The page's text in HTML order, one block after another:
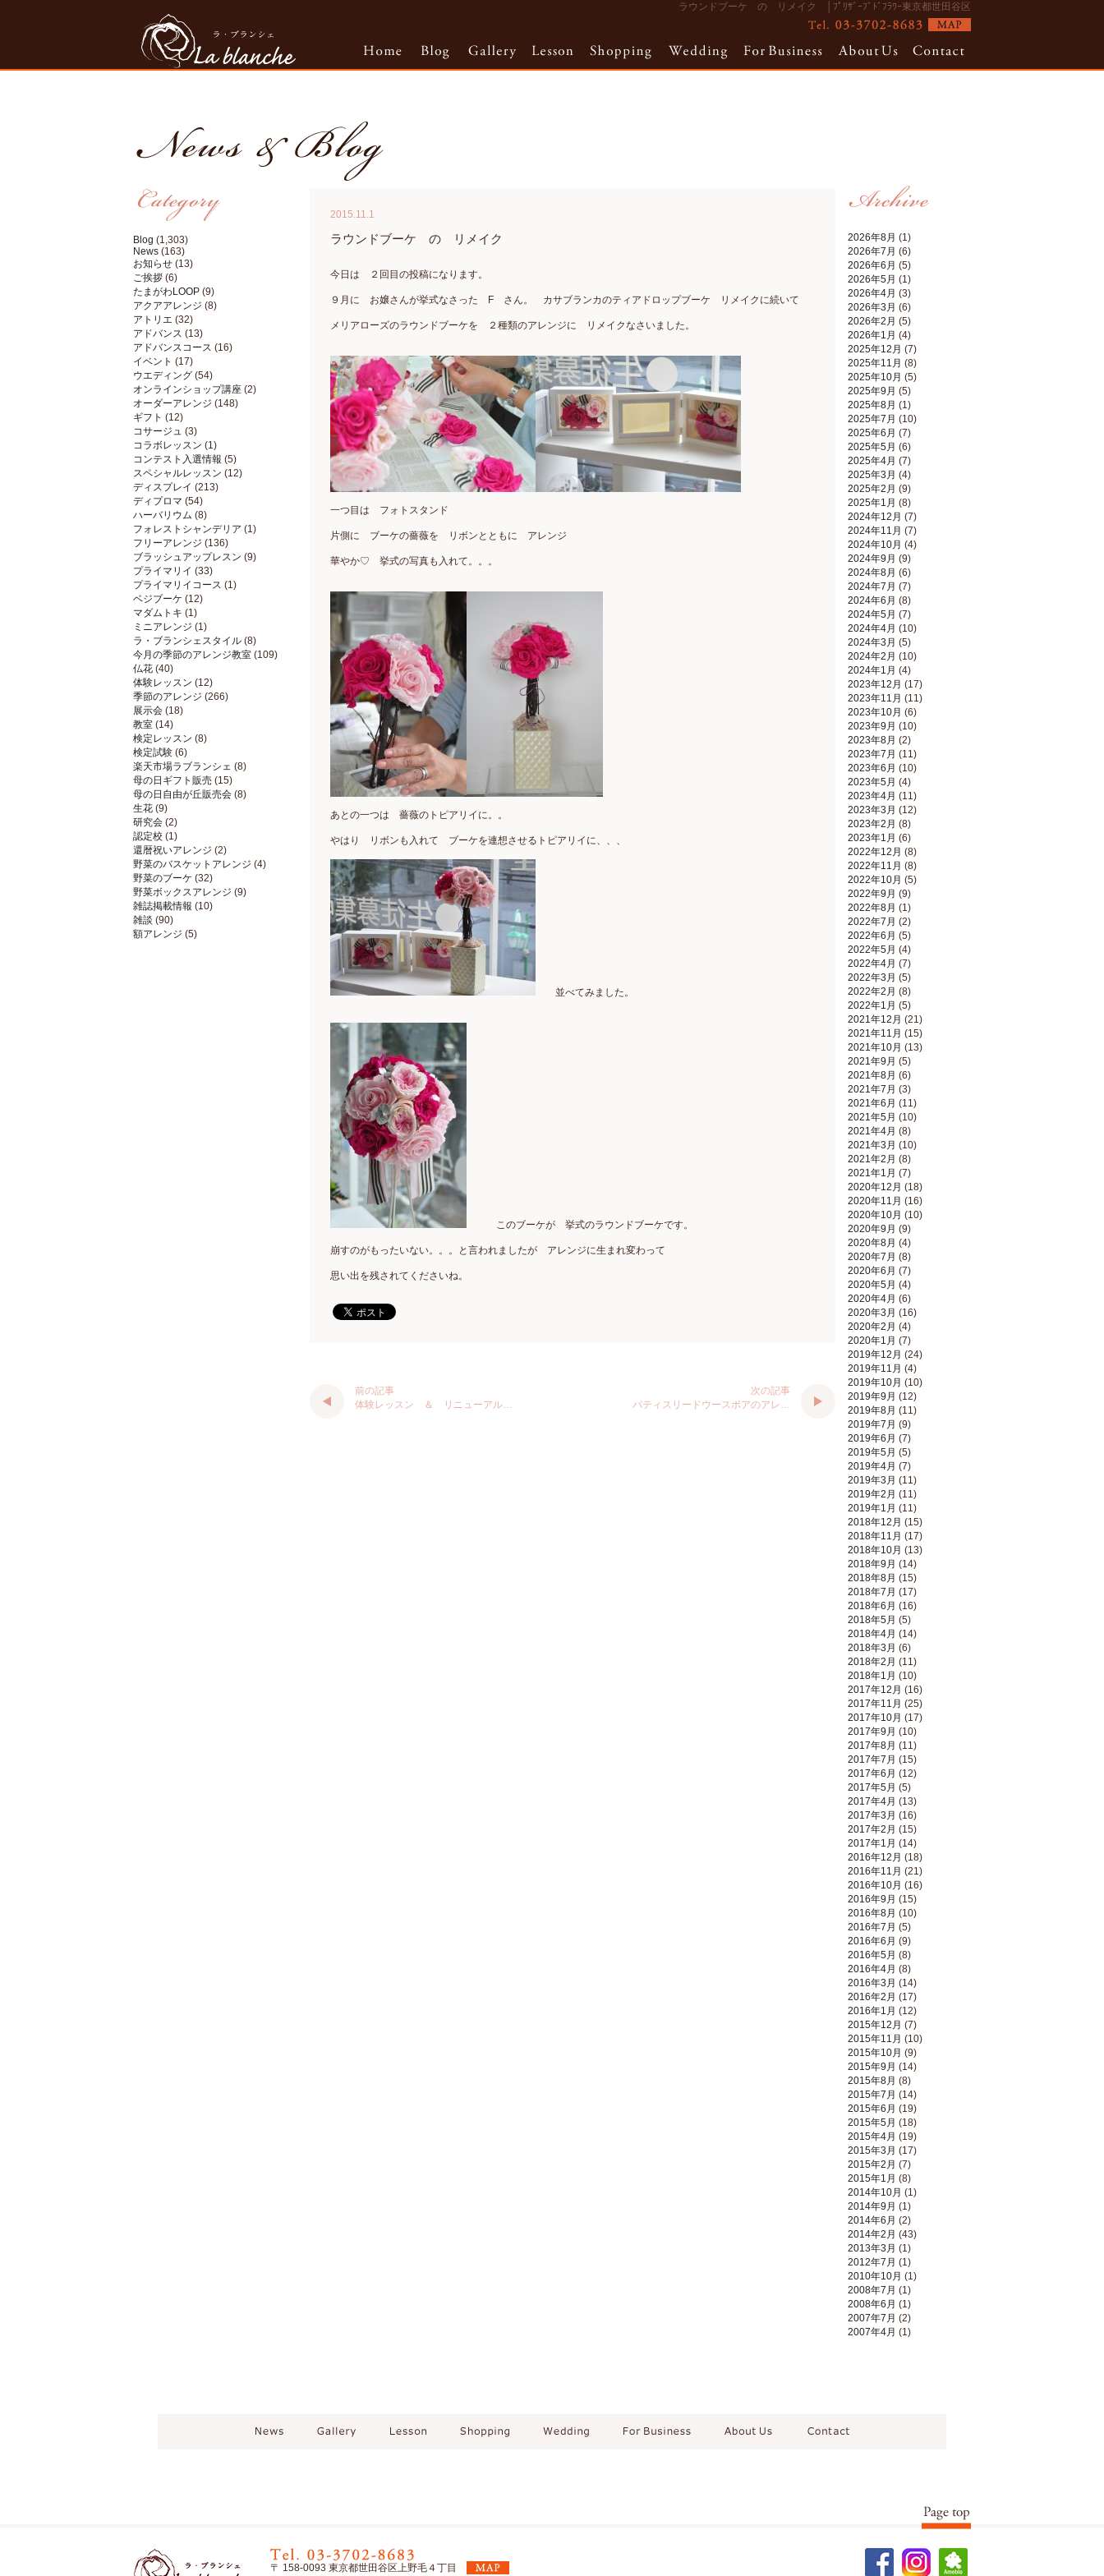
ラウンドブーケ の リメイク │ﾌﾟﾘｻﾞｰﾌﾞﾄﾞﾌﾗﾜｰ東京都世田谷区
Blog (1,303)
News (163)
お知らせ (13)
ご挨拶 (6)
たまがわLOOP (9)
アクアアレンジ (8)
アトリエ (32)
アドバンス (13)
アドバンスコース (16)
イベント (17)
ウエディング (54)
オンラインショップ講座 (2)
オーダーアレンジ (148)
ギフト (12)
コサージュ (3)
コラボレッスン (1)
コンテスト入選情報 (5)
スペシャルレッスン (12)
ディスプレイ (213)
ディプロマ (54)
ハーバリウム (8)
フォレストシャンデリア (1)
フリーアレンジ (136)
ブラッシュアップレスン (9)
プライマリイ (33)
プライマリイコース (1)
ベジブーケ (12)
マダムトキ (1)
ミニアレンジ (1)
ラ・ブランシェスタイル (8)
今月の季節のアレンジ教室 (109)
仏花 (40)
体験レッスン (12)
季節のアレンジ (266)
展示会 (18)
教室 (14)
検定レッスン (8)
検定試験 (6)
楽天市場ラブランシェ (8)
母の日ギフト販売 (15)
母の日自由が丘販売会 (8)
生花 (9)
研究会 (2)
認定校 (1)
還暦祝いアレンジ (2)
野菜のバスケットアレンジ (4)
野菜のブーケ (32)
野菜ボックスアレンジ (9)
雑誌掲載情報 (10)
雑談 (90)
額アレンジ (5)
2026年8月 (1)
2026年7月 (6)
2026年6月 (5)
2026年5月 (1)
2026年4月 (3)
2026年3月 (6)
2026年2月 (5)
2026年1月 (4)
2025年12月 (7)
2025年11月 (8)
2025年10月 (5)
2025年9月 (5)
2025年8月 (1)
2025年7月 (10)
2025年6月 (7)
2025年5月 (6)
2025年4月 (7)
2025年3月 (4)
2025年2月 (9)
2025年1月 (8)
2024年12月 (7)
2024年11月 (7)
2024年10月 (4)
2024年9月 (9)
2024年8月 (6)
2024年7月 (7)
2024年6月 (8)
2024年5月 (7)
2024年4月 (10)
2024年3月 (5)
2024年2月 (10)
2024年1月 (4)
2023年12月 (17)
2023年11月 (11)
2023年10月 (6)
2023年9月 (10)
2023年8月 (2)
2023年7月 (11)
2023年6月 (10)
2023年5月 (4)
2023年4月 (11)
2023年3月 (12)
2023年2月 (8)
2023年1月 (6)
2022年12月 (8)
2022年11月 (8)
2022年10月 (5)
2022年9月 (9)
2022年8月 (1)
2022年7月 (2)
2022年6月 (5)
2022年5月 (4)
2022年4月 (7)
2022年3月 (5)
2022年2月 (8)
2022年1月 (5)
2021年12月 (21)
2021年11月 (15)
2021年10月 (13)
2021年9月 (5)
2021年8月 (6)
2021年7月 (3)
2021年6月 (11)
2021年5月 (10)
2021年4月 (8)
2021年3月 (10)
2021年2月 (8)
2021年1月 (7)
2020年12月 (18)
2020年11月 (16)
2020年10月 (10)
2020年9月 (9)
2020年8月 (4)
2020年7月 (8)
2020年6月 (7)
2020年5月 (4)
2020年4月 (6)
2020年3月 (16)
2020年2月 (4)
2020年1月 (7)
2019年12月 (24)
2019年11月 (4)
2019年10月 (10)
2019年9月 (12)
2019年8月 (11)
2019年7月 (9)
2019年6月 (7)
2019年5月 (5)
2019年4月 (7)
2019年3月 (11)
2019年2月 (11)
2019年1月 (11)
2018年12月 (15)
2018年11月 (17)
2018年10月 (13)
2018年9月 (14)
2018年8月 (15)
2018年7月 (17)
2018年6月 (16)
2018年5月 (5)
2018年4月 (14)
2018年3月 (6)
2018年2月 (11)
2018年1月 (10)
2017年12月 (16)
2017年11月 (25)
2017年10月 (17)
2017年9月 (10)
2017年8月 (11)
2017年7月 (15)
2017年6月 (12)
2017年5月 (5)
2017年4月 (13)
2017年3月 (16)
2017年2月 (15)
2017年1月 (14)
2016年12月 (18)
2016年11月 (21)
2016年10月 (16)
2016年9月 (15)
2016年8月 (10)
2016年7月 (5)
2016年6月 (9)
2016年5月 (8)
2016年4月 (8)
2016年3月 (14)
2016年2月 (17)
2016年1月 (12)
2015年12月 (7)
2015年11月 (10)
2015年10月 (9)
2015年9月 (14)
2015年8月 (8)
2015年7月 (14)
2015年6月 (19)
2015年5月 (18)
2015年4月 (19)
2015年3月 (17)
2015年2月 (7)
2015年1月 (8)
2014年10月 (1)
2014年9月 (1)
2014年6月 (2)
2014年2月 (43)
2013年3月 (1)
2012年7月 (1)
2010年10月 (1)
2008年7月 (1)
2008年6月 (1)
2007年7月 (2)
2007年4月 (1)
2015.11.1
ラウンドブーケ の リメイク
今日は ２回目の投稿になります。
９月に お嬢さんが挙式なさった F さん。 カサブランカのティアドロップブーケ リメイクに続いて
メリアローズのラウンドブーケを ２種類のアレンジに リメイクなさいました。
一つ目は フォトスタンド
片側に ブーケの薔薇を リボンとともに アレンジ
華やか♡ 挙式の写真も入れて。。。
あとの一つは 薔薇のトピアリイに。。
やはり リボンも入れて ブーケを連想させるトピアリイに、、、
並べてみました。
このブーケが 挙式のラウンドブーケです。
崩すのがもったいない。。。と言われましたが アレンジに生まれ変わって
思い出を残されてくださいね。
前の記事
体験レッスン ＆ リニューアル…
次の記事
パティスリードウースボアのアレ…
〒 158-0093 東京都世田谷区上野毛４丁目